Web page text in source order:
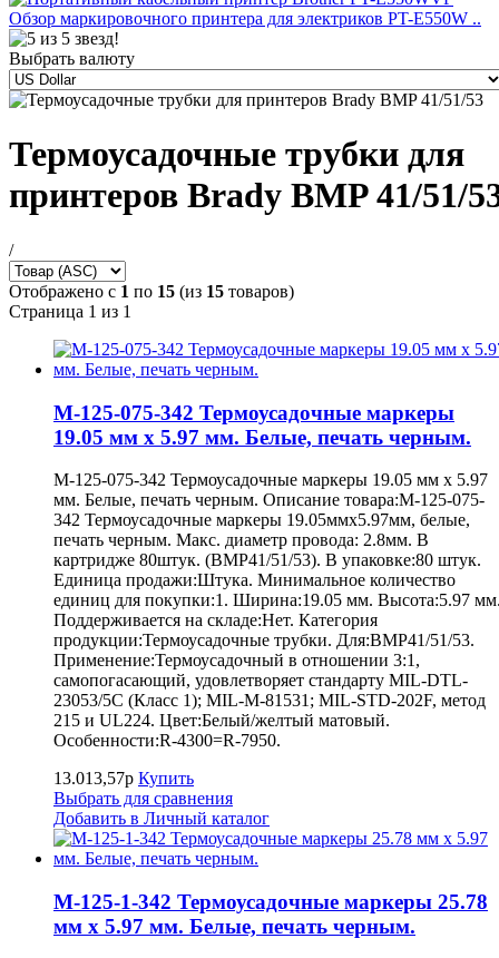
Обзор маркировочного принтера для электриков PT-E550W ..
Выбрать валюту
Термоусадочные трубки для
принтеров Brady BMP 41/51/
/
Отображено с 1 по 15 (из 15 товаров)
Страница 1 из 1
M-125-075-342 Термоусадочные маркеры
19.05 мм х 5.97 мм. Белые, печать черным.
M-125-075-342 Термоусадочные маркеры 19.05 мм х 5.97
мм. Белые, печать черным. Описание товара:M-125-075-
342 Термоусадочные маркеры 19.05ммх5.97мм, белые,
печать черным. Макс. диаметр провода: 2.8мм. В
картридже 80штук. (BMP41/51/53). В упаковке:80 штук.
Единица продажи:Штука. Минимальное количество
единиц для покупки:1. Ширина:19.05 мм. Высота:5.97
Поддерживается на складе:Нет. Категория
продукции:Термоусадочные трубки. Для:BMP41/51/53.
Применение:Термоусадочный в отношении 3:1,
самопогасающий, удовлетворяет стандарту MIL-DTL-
23053/5C (Класс 1); MIL-M-81531; MIL-STD-202F, метод
215 и UL224. Цвет:Белый/желтый матовый.
Особенности:R-4300=R-7950.
13.013,57р Купить
Выбрать для сравнения
Добавить в Личный каталог
M-125-1-342 Термоусадочные маркеры 25.78
мм х 5.97 мм. Белые, печать черным.